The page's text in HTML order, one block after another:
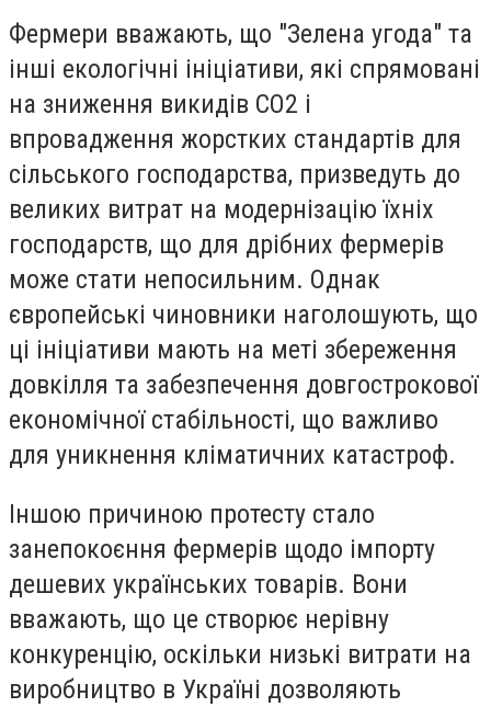
Фермери вважають, що "Зелена угода" та
інші екологічні ініціативи, які спрямовані
на зниження викидів CO2 і
впровадження жорстких стандартів для
сільського господарства, призведуть до
великих витрат на модернізацію їхніх
господарств, що для дрібних фермерів
може стати непосильним. Однак
європейські чиновники наголошують, що
ці ініціативи мають на меті збереження
довкілля та забезпечення довгострокової
економічної стабільності, що важливо
для уникнення кліматичних катастроф.
Іншою причиною протесту стало
занепокоєння фермерів щодо імпорту
дешевих українських товарів. Вони
вважають, що це створює нерівну
конкуренцію, оскільки низькі витрати на
виробництво в Україні дозволяють